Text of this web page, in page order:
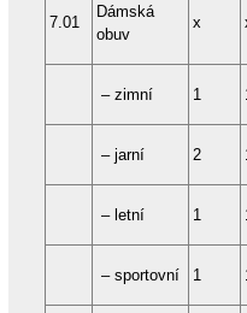
7.01
Dámská
obuv
x
– zimní 1
– jarní 2
– letní 1
– sportovní 1